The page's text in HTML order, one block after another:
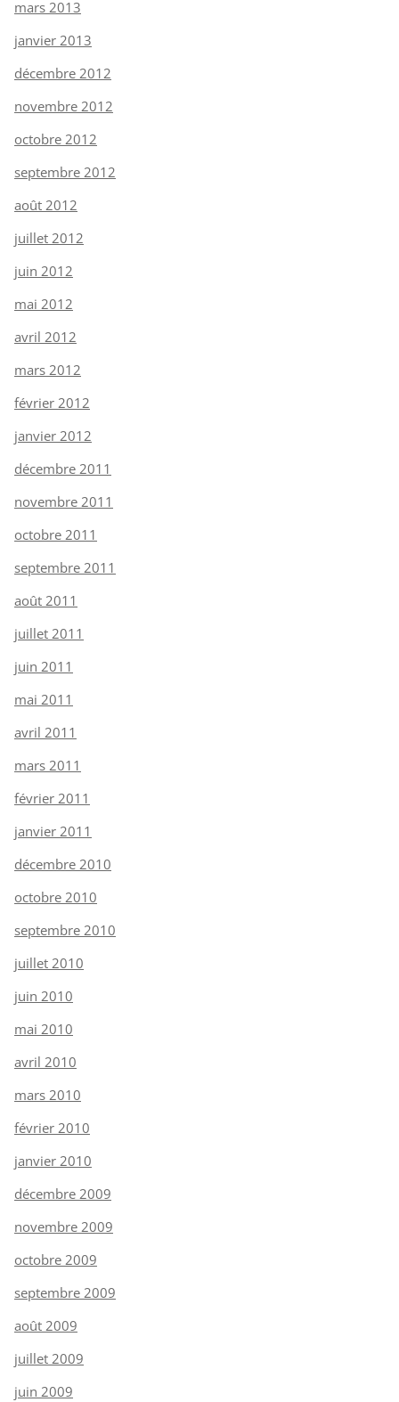
mars 2013
janvier 2013
décembre 2012
novembre 2012
octobre 2012
septembre 2012
août 2012
juillet 2012
juin 2012
mai 2012
avril 2012
mars 2012
février 2012
janvier 2012
décembre 2011
novembre 2011
octobre 2011
septembre 2011
août 2011
juillet 2011
juin 2011
mai 2011
avril 2011
mars 2011
février 2011
janvier 2011
décembre 2010
octobre 2010
septembre 2010
juillet 2010
juin 2010
mai 2010
avril 2010
mars 2010
février 2010
janvier 2010
décembre 2009
novembre 2009
octobre 2009
septembre 2009
août 2009
juillet 2009
juin 2009